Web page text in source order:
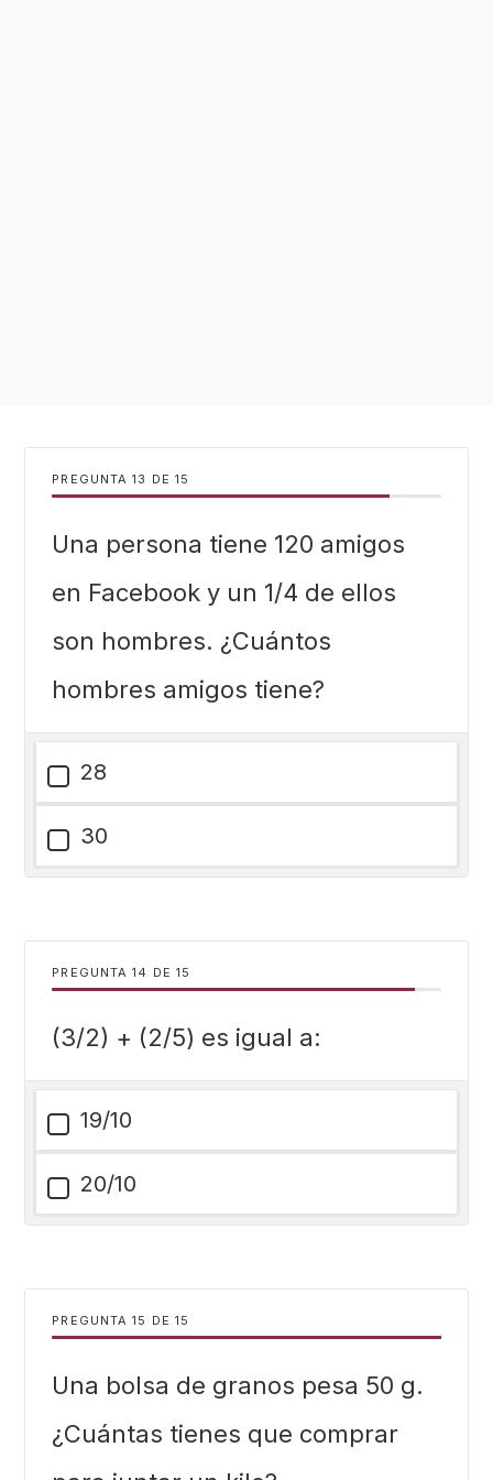
PREGUNTA DE 15
Una persona tiene 120 amigos
en Facebook y un 1/4 de ellos
son hombres. ¿Cuántos
hombres amigos tiene?
28
30
PREGUNTA DE 15
(3/2) + (2/5) es igual a:
19/10
20/10
PREGUNTA DE 15
Una bolsa de granos pesa 50 g.
¿Cuántas tienes que comprar